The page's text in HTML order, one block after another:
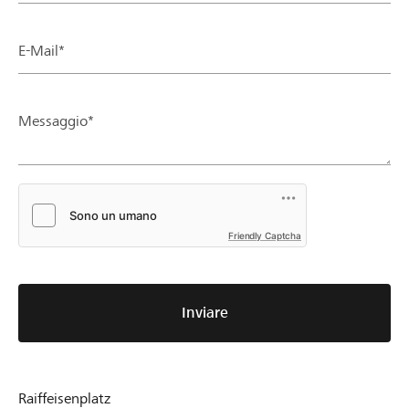
E-Mail*
Messaggio*
Friendly Captcha
Inviare
Raiffeisenplatz